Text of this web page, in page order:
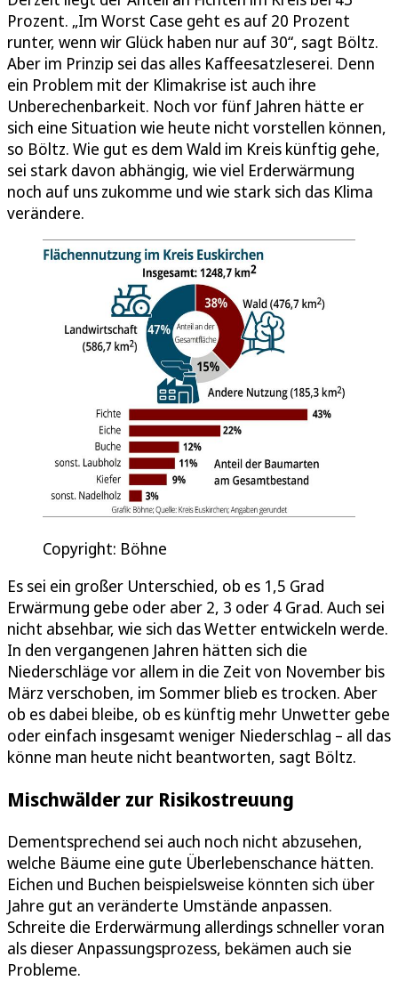
Prozent. „Im Worst Case geht es auf 20 Prozent
runter, wenn wir Glück haben nur auf 30“, sagt Böltz.
Aber im Prinzip sei das alles Kaffeesatzleserei. Denn
ein Problem mit der Klimakrise ist auch ihre
Unberechenbarkeit. Noch vor fünf Jahren hätte er
sich eine Situation wie heute nicht vorstellen können,
so Böltz. Wie gut es dem Wald im Kreis künftig gehe,
sei stark davon abhängig, wie viel Erderwärmung
noch auf uns zukomme und wie stark sich das Klima
verändere.
Copyright: Böhne
Es sei ein großer Unterschied, ob es 1,5 Grad
Erwärmung gebe oder aber 2, 3 oder 4 Grad. Auch sei
nicht absehbar, wie sich das Wetter entwickeln werde.
In den vergangenen Jahren hätten sich die
Niederschläge vor allem in die Zeit von November bis
März verschoben, im Sommer blieb es trocken. Aber
ob es dabei bleibe, ob es künftig mehr Unwetter gebe
oder einfach insgesamt weniger Niederschlag – all das
könne man heute nicht beantworten, sagt Böltz.
Mischwälder zur Risikostreuung
Dementsprechend sei auch noch nicht abzusehen,
welche Bäume eine gute Überlebenschance hätten.
Eichen und Buchen beispielsweise könnten sich über
Jahre gut an veränderte Umstände anpassen.
Schreite die Erderwärmung allerdings schneller voran
als dieser Anpassungsprozess, bekämen auch sie
Probleme.